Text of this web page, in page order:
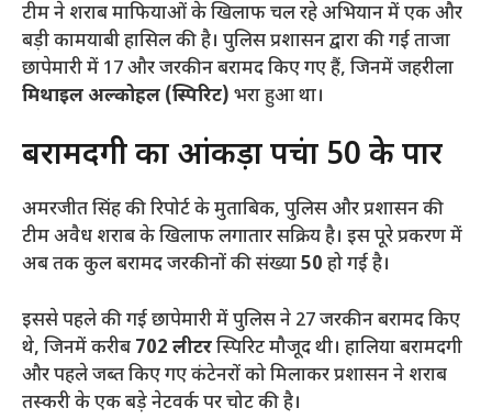
टीम ने शराब माफियाओं के खिलाफ चल रहे अभियान में एक और
बड़ी कामयाबी हासिल की है। पुलिस प्रशासन द्वारा की गई ताजा
छापेमारी में 17 और जरकीन बरामद किए गए हैं, जिनमें जहरीला
मिथाइल अल्कोहल (स्पिरिट) भरा हुआ था।
​बरामदगी का आंकड़ा पहुंचा 50 के पार
​अमरजीत सिंह की रिपोर्ट के मुताबिक, पुलिस और प्रशासन की
टीम अवैध शराब के खिलाफ लगातार सक्रिय है। इस पूरे प्रकरण में
अब तक कुल बरामद जरकीनों की संख्या50 हो गई है।
​इससे पहले की गई छापेमारी में पुलिस ने 27 जरकीन बरामद किए
थे, जिनमें करीब 702 लीटरस्पिरिट मौजूद थी। हालिया बरामदगी
और पहले जब्त किए गए कंटेनरों को मिलाकर प्रशासन ने शराब
तस्करी के एक बड़े नेटवर्क पर चोट की है।